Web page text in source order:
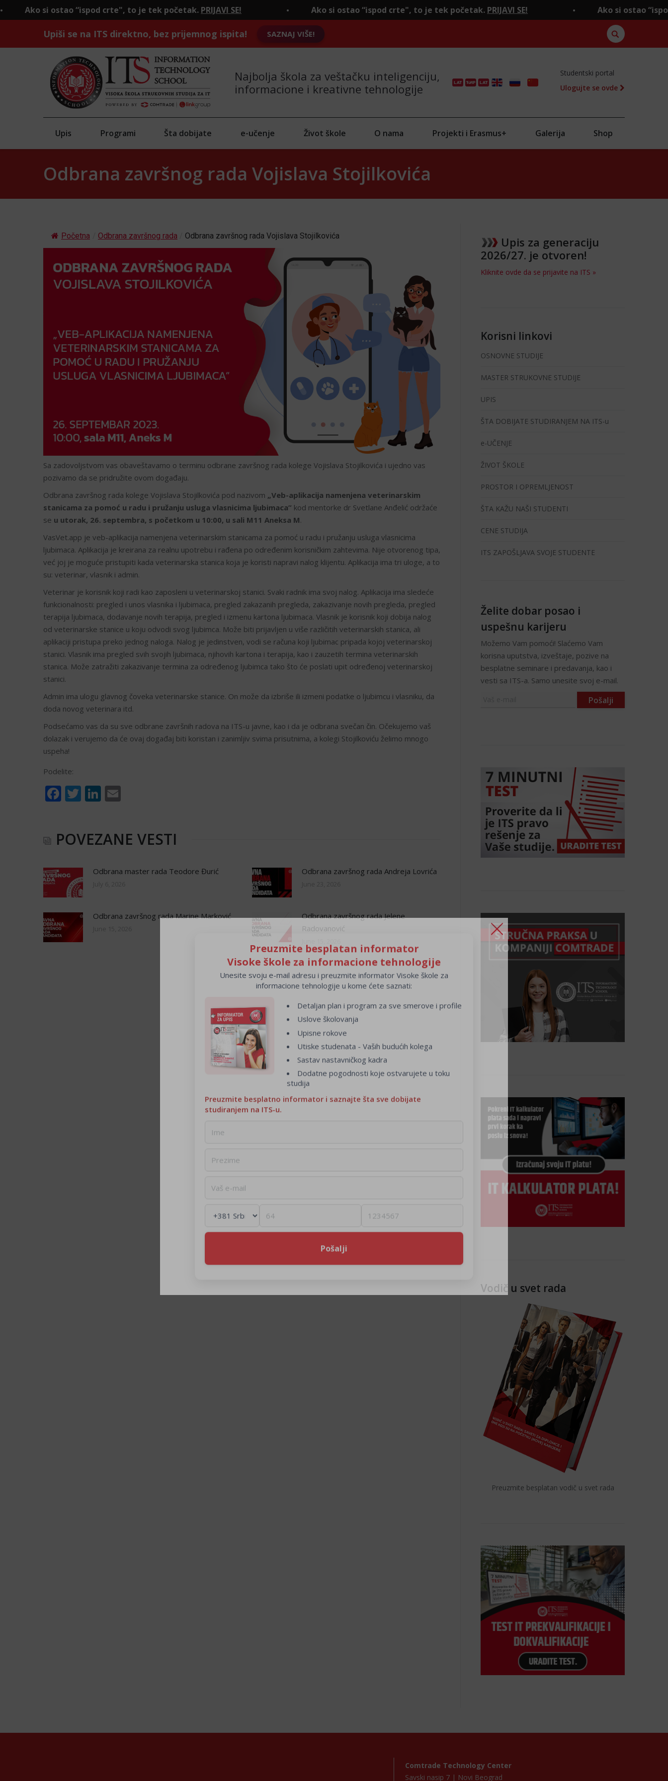
“ispod crte", to je tek početak.PRIJAVI SE! Ako si ostao “ispod crte", to je tek početak.PRIJAVI SE! Ako si ostao “ispod crte", to
Upiši se na ITS direktno, bez prijemnog ispita! SAZNAJ VIŠE!
Najbolja škola za veštačku inteligenciju,
informacione i kreativne tehnologije
Studentski portal
Ulogujte se ovde
Upis Programi Šta dobijate e-učenje Život škole O nama Projekti i Erasmus+ Galerija Shop
Odbrana završnog rada Vojislava Stojilkovića
Početna Odbrana završnog rada Odbrana završnog rada Vojislava Stojilkovića
Sa zadovoljstvom vas obaveštavamo o terminu odbrane završnog rada kolege Vojislava Stojilkovića i ujedno vas
pozivamo da se pridružite ovom događaju.
Odbrana završnog rada kolege Vojislava Stojilkovića pod nazivom „Veb-aplikacija namenjena veterinarskim
stanicama za pomoć u radu i pružanju usluga vlasnicima ljubimaca” kod mentorke dr Svetlane Anđelić održaće
se u utorak, 26. septembra, s početkom u 10:00, u sali M11 Aneksa M.
VasVet.app je veb-aplikacija namenjena veterinarskim stanicama za pomoć u radu i pružanju usluga vlasnicima
ljubimaca. Aplikacija je kreirana za realnu upotrebu i rađena po određenim korisničkim zahtevima. Nije otvorenog tipa,
već joj je moguće pristupiti kada veterinarska stanica koja je koristi napravi nalog klijentu. Aplikacija ima tri uloge, a to
su: veterinar, vlasnik i admin.
Veterinar je korisnik koji radi kao zaposleni u veterinarskoj stanici. Svaki radnik ima svoj nalog. Aplikacija ima sledeće
funkcionalnosti: pregled i unos vlasnika i ljubimaca, pregled zakazanih pregleda, zakazivanje novih pregleda, pregled
terapija ljubimaca, dodavanje novih terapija, pregled i izmenu kartona ljubimaca. Vlasnik je korisnik koji dobija nalog
od veterinarske stanice u koju odvodi svog ljubimca. Može biti prijavljen u više različitih veterinarskih stanica, ali
aplikaciji pristupa preko jednog naloga. Nalog je jedinstven, vodi se računa koji ljubimac pripada kojoj veterinarskoj
stanici. Vlasnik ima pregled svih svojih ljubimaca, njihovih kartona i terapija, kao i zauzetih termina veterinarskih
stanica. Može zatražiti zakazivanje termina za određenog ljubimca tako što će poslati upit određenoj veterinarskoj
stanici.
Admin ima ulogu glavnog čoveka veterinarske stanice. On može da izbriše ili izmeni podatke o ljubimcu i vlasniku, da
doda novog veterinara itd.
Podsećamo vas da su sve odbrane završnih radova na ITS-u javne, kao i da je odbrana svečan čin. Očekujemo vaš
dolazak i verujemo da će ovaj događaj biti koristan i zanimljiv svima prisutnima, a kolegi Stojilkoviću želimo mnogo
uspeha!
Podelite:
Facebook
TwitterLinkedIn
POVEZANE VESTI
Odbrana master rada Teodore Đurić Odbrana završnog rada Andreja Lovrića
Odbrana završnog rada Marine Marković
Odbrana završnog rada Jelene
Radovanović
Upis za generaciju
2026/27. je otvoren!
Kliknite ovde da se prijavite na ITS »
Korisni linkovi
OSNOVNE STUDIJE
MASTER STRUKOVNE STUDIJE
UPIS
ŠTA DOBIJATE STUDIRANJEM NA ITS-u
e-UČENJE
ŽIVOT ŠKOLE
PROSTOR I OPREMLJENOST
ŠTA KAŽU NAŠI STUDENTI
CENE STUDIJA
ITS ZAPOŠLJAVA SVOJE STUDENTE
Želite dobar posao i
uspešnu karijeru
Možemo Vam pomoći! Slaćemo Vam
korisna uputstva, izveštaje, pozive na
besplatne seminare i predavanja, kao i
vesti sa ITS-a. Samo unesite svoj e-mail.
Vodič u svet rada
Preuzmite besplatan vodič u svet rada
Comtrade Technology Center
Savski nasip 7 | Novi Beograd
Preuzmite besplatan informator
Visoke škole za informacione tehnologije
Unesite svoju e-mail adresu i preuzmite informator Visoke škole za
informacione tehnologije u kome ćete saznati:
Detaljan plan i program za sve smerove i profile
Uslove školovanja
Upisne rokove
Utiske studenata - Vaših budućih kolega
Sastav nastavničkog kadra
Dodatne pogodnosti koje ostvarujete u toku
studija
Preuzmite besplatno informator i saznajte šta sve dobijate
studiranjem na ITS-u.